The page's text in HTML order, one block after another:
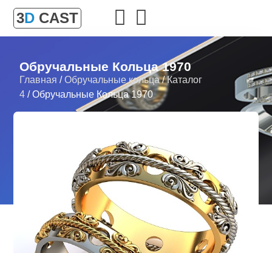
3D CAST
Обручальные Кольца 1970
Главная /Обручальные кольца/Каталог
4 / Обручальные Кольца 1970